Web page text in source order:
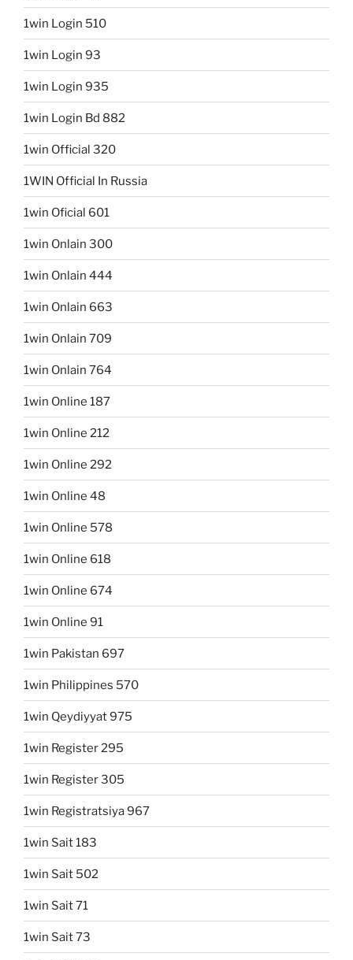
1win Login 510
1win Login 93
1win Login 935
1win Login Bd 882
1win Official 320
1WIN Official In Russia
1win Oficial 601
1win Onlain 300
1win Onlain 444
1win Onlain 663
1win Onlain 709
1win Onlain 764
1win Online 187
1win Online 212
1win Online 292
1win Online 48
1win Online 578
1win Online 618
1win Online 674
1win Online 91
1win Pakistan 697
1win Philippines 570
1win Qeydiyyat 975
1win Register 295
1win Register 305
1win Registratsiya 967
1win Sait 183
1win Sait 502
1win Sait 71
1win Sait 73